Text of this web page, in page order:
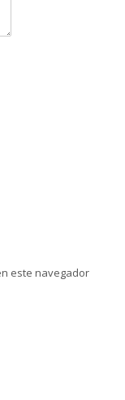
este navegador